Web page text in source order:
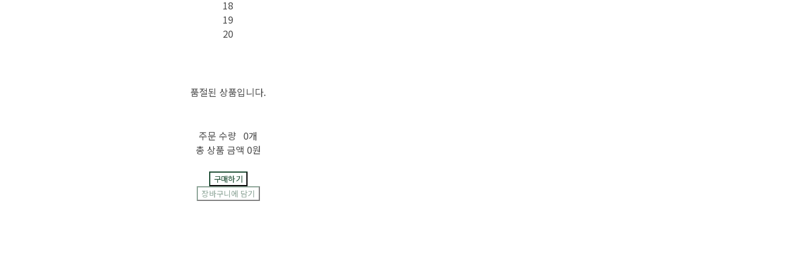
18
19
20
품절된 상품입니다.
주문 수량 0개
총 상품 금액 0원
구매하기
장바구니에 담기